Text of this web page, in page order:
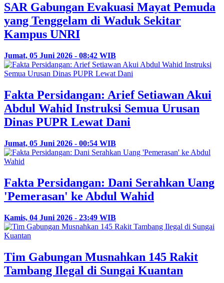
SAR Gabungan Evakuasi Mayat Pemuda
yang Tenggelam di Waduk Sekitar
Kampus UNRI
Jumat, 05 Juni 2026 - 08:42 WIB
Fakta Persidangan: Arief Setiawan Akui
Abdul Wahid Instruksi Semua Urusan
Dinas PUPR Lewat Dani
Jumat, 05 Juni 2026 - 00:54 WIB
Fakta Persidangan: Dani Serahkan Uang
'Pemerasan' ke Abdul Wahid
Kamis, 04 Juni 2026 - 23:49 WIB
Tim Gabungan Musnahkan 145 Rakit
Tambang Ilegal di Sungai Kuantan